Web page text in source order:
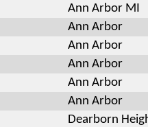
Ann Arbor MI
Ann Arbor
Ann Arbor
Ann Arbor
Ann Arbor
Ann Arbor
Dearborn